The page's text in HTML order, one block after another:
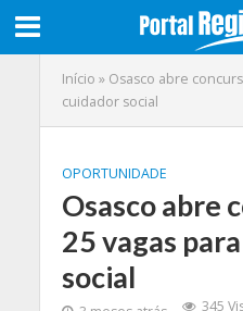
Início » Osasco abre
cuidador social
OPORTUNIDADE
Osasco abre
25 vagas
social
345